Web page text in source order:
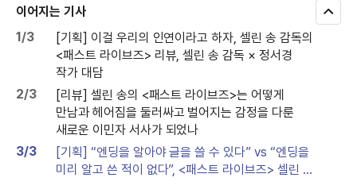
이어지는 기사
1/3
[기획] 이걸 우리의 인연이라고 하자, 셀린 송 감독의
<패스트 라이브즈> 리뷰, 셀린 송 감독 × 정서경
작가 대담
2/3
[리뷰] 셀린 송의 <패스트 라이브즈>는 어떻게
만남과 헤어짐을 둘러싸고 벌어지는 감정을 다룬
새로운 이민자 서사가 되었나
3/3
[기획] “엔딩을 알아야 글을 쓸 수 있다” vs “엔딩을
미리 알고 쓴 적이 없다”, <패스트 라이브즈> 셀린 송
모